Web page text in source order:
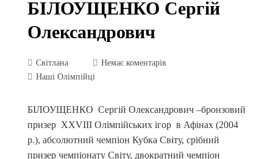
БІЛОУЩЕНКО Сергій
Олександрович
Світлана
Немає коментарів
Наші Олімпійці
БІЛОУЩЕНКО Сергій Олександрович –бронзовий
призер ХХVIII Олімпійських ігор в Афінах (2004
р.), абсолютний чемпіон Кубка Світу, срібний
призер чемпіонату Світу, двократний чемпіон